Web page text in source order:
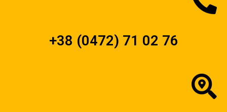
+38 (0472) 71 02 76